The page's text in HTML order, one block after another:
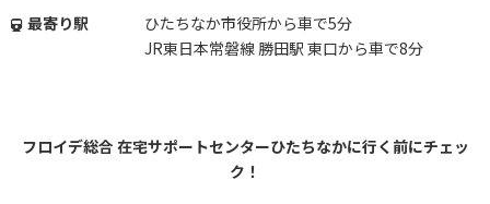
最寄り駅
ひたちなか市役所から車で5分
JR東日本常磐線 勝田駅 東口から車で8分
フロイデ総合 在宅サポートセンターひたちなかに行く前にチェッ
ク！